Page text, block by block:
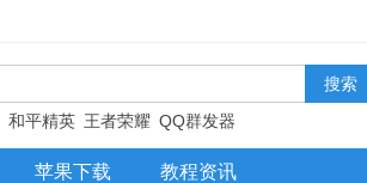
和平精英 王者荣耀 QQ群发器
苹果下载 教程资讯